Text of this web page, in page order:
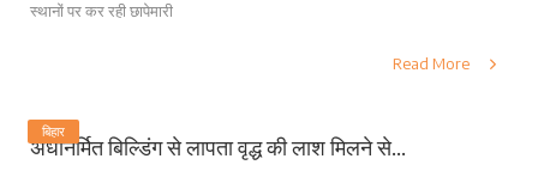
स्थानों पर कर रही छापेमारी
Read More
बिहार
अर्धनिर्मित बिल्डिंग से लापता वृद्ध की लाश मिलने से...